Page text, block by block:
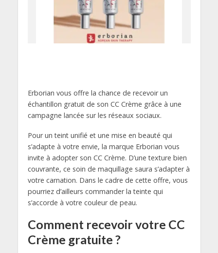
Erborian vous offre la chance de recevoir un
échantillon gratuit de son CC Crème grâce à une
campagne lancée sur les réseaux sociaux.
Pour un teint unifié et une mise en beauté qui
s’adapte à votre envie, la marque Erborian vous
invite à adopter son CC Crème. D’une texture bien
couvrante, ce soin de maquillage saura s’adapter à
votre carnation. Dans le cadre de cette offre, vous
pourriez d’ailleurs commander la teinte qui
s’accorde à votre couleur de peau.
Comment recevoir votre CC
Crème gratuite ?